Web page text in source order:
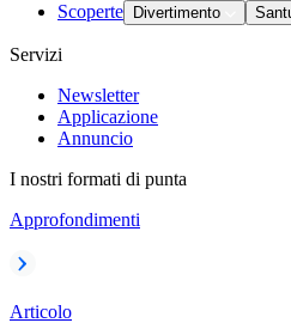
Scoperte Divertimento
Servizi
Newsletter
Applicazione
Annuncio
I nostri formati di punta
Approfondimenti
Articolo